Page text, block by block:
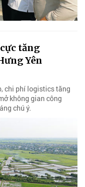
tăng
Yên
chi phí logistics tăng
không gian công
chú ý.